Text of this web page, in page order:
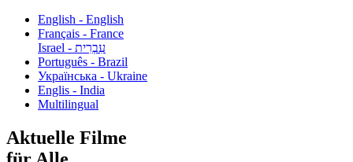
English - English
Français - France
עִבְרִית - Israel
Português - Brazil
Українська - Ukraine
Englis - India
Multilingual
Aktuelle Filme